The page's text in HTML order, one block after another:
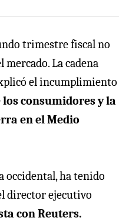
trimestre fiscal no
La cadena
el incumplimiento
consumidores y la
en el Medio
occidental, ha tenido
director ejecutivo
con Reuters.